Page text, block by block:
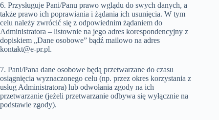
6. Przysługuje Pani/Panu prawo wglądu do swych danych, a
także prawo ich poprawiania i żądania ich usunięcia. W tym
celu należy zwrócić się z odpowiednim żądaniem do
Administratora – listownie na jego adres korespondencyjny z
dopiskiem „Dane osobowe” bądź mailowo na adres
kontakt@e-pr.pl.
7. Pani/Pana dane osobowe będą przetwarzane do czasu
osiągnięcia wyznaczonego celu (np. przez okres korzystania z
usług Administratora) lub odwołania zgody na ich
przetwarzanie (jeżeli przetwarzanie odbywa się wyłącznie na
podstawie zgody).